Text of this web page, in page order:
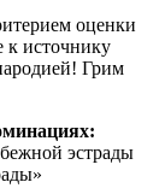
оценки
к источнику
Грим
эстрады